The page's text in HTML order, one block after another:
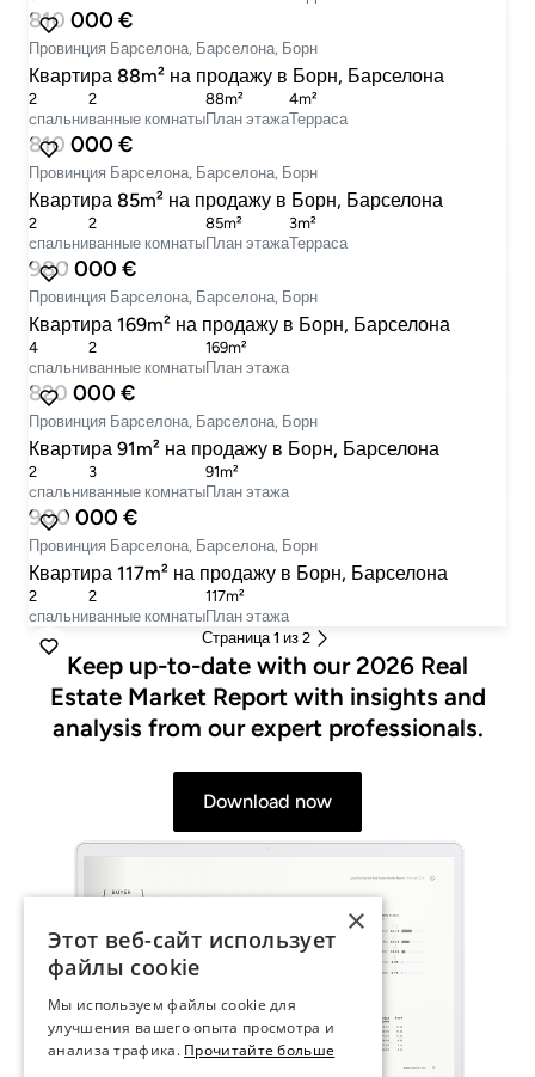
810 000 €
Провинция Барселона, Барселона, Борн
Квартира 88m² на продажу в Борн, Барселона
cпальни
2
ванные комнаты
2
План этажа
88m²
Терраса
4m²
810 000 €
Провинция Барселона, Барселона, Борн
Квартира 85m² на продажу в Борн, Барселона
cпальни
2
ванные комнаты
2
План этажа
85m²
Терраса
3m²
980 000 €
Провинция Барселона, Барселона, Борн
Квартира 169m² на продажу в Борн, Барселона
cпальни
4
ванные комнаты
2
План этажа
169m²
820 000 €
Провинция Барселона, Барселона, Борн
Квартира 91m² на продажу в Борн, Барселона
cпальни
2
ванные комнаты
3
План этажа
91m²
900 000 €
Провинция Барселона, Барселона, Борн
Квартира 117m² на продажу в Борн, Барселона
cпальни
2
ванные комнаты
2
План этажа
117m²
Страница1 из 2
Keep up-to-date with our 2026 Real
Estate Market Report with insights and
analysis from our expert professionals.
Download now
×
Этот веб-сайт использует
файлы cookie
Мы используем файлы cookie для
улучшения вашего опыта просмотра и
анализа трафика. Прочитайте больше